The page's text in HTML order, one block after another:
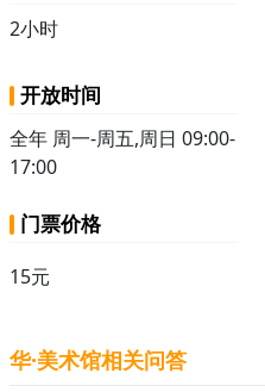
2小时
开放时间
全年 周一-周五,周日 09:00-
17:00
门票价格
15元
华·美术馆相关问答